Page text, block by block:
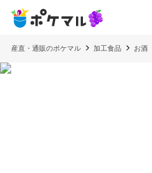
産直・通販のポケマル 加工食品 お酒